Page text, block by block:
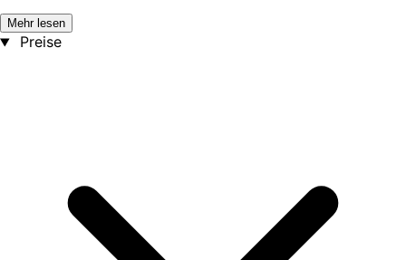
Mehr lesen
Preise